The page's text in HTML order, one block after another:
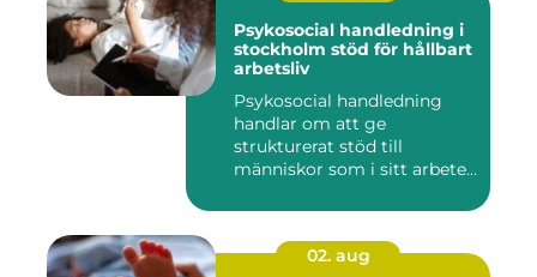
Psykosocial handledning i
stockholm stöd för hållbart
arbetsliv
Psykosocial handledning
handlar om att ge
strukturerat stöd till
människor som i sitt arbete
02. aug